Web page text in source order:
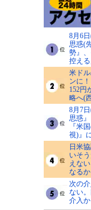
8月6
思惑(
勢』
控え
米ド
ンに
152円
略へ(
8月7
思惑
『米
視)』
日米
いそ
えな
なる
次の
ない
介入